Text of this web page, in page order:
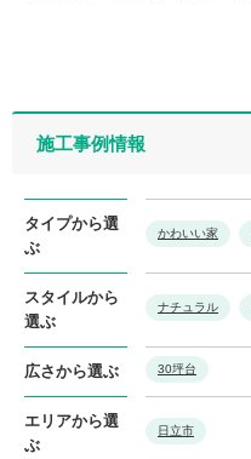
施工事例情報
タイプから選
ぶ
かわいい家
スタイルから
選ぶ
ナチュラル
広さから選ぶ 30坪台
エリアから選
ぶ
日立市